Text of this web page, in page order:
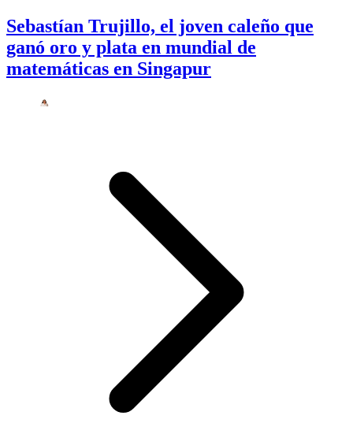
Sebastían Trujillo, el joven caleño que
ganó oro y plata en mundial de
matemáticas en Singapur